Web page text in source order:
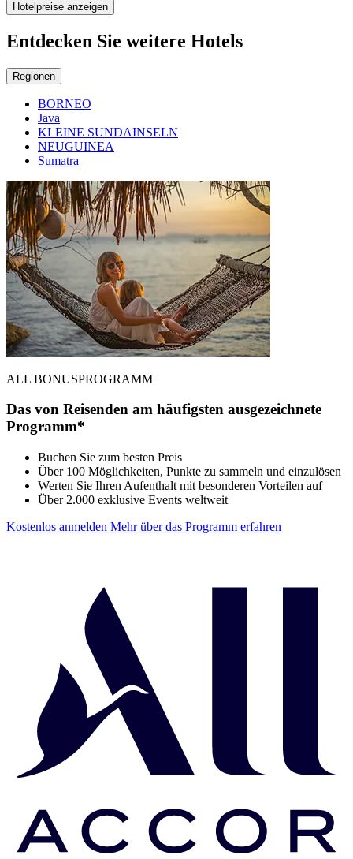
Hotelpreise anzeigen
Entdecken Sie weitere Hotels
Regionen
BORNEO
Java
KLEINE SUNDAINSELN
NEUGUINEA
Sumatra
ALL BONUSPROGRAMM
Das von Reisenden am häufigsten ausgezeichnete
Programm*
Buchen Sie zum besten Preis
Über 100 Möglichkeiten, Punkte zu sammeln und einzulösen
Werten Sie Ihren Aufenthalt mit besonderen Vorteilen auf
Über 2.000 exklusive Events weltweit
Kostenlos anmelden Mehr über das Programm erfahren